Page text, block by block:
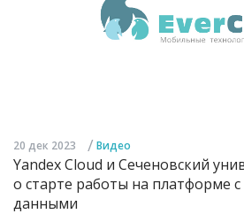
20 дек 2023 / Видео
Yandex Cloud и Сеченовский
о старте работы на платформе
данными